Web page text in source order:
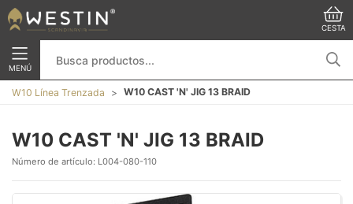
CESTA
MENÚ
W10 Línea Trenzada W10 CAST 'N' JIG 13 BRAID
W10 CAST 'N' JIG 13 BRAID
Número de artículo: L004-080-110